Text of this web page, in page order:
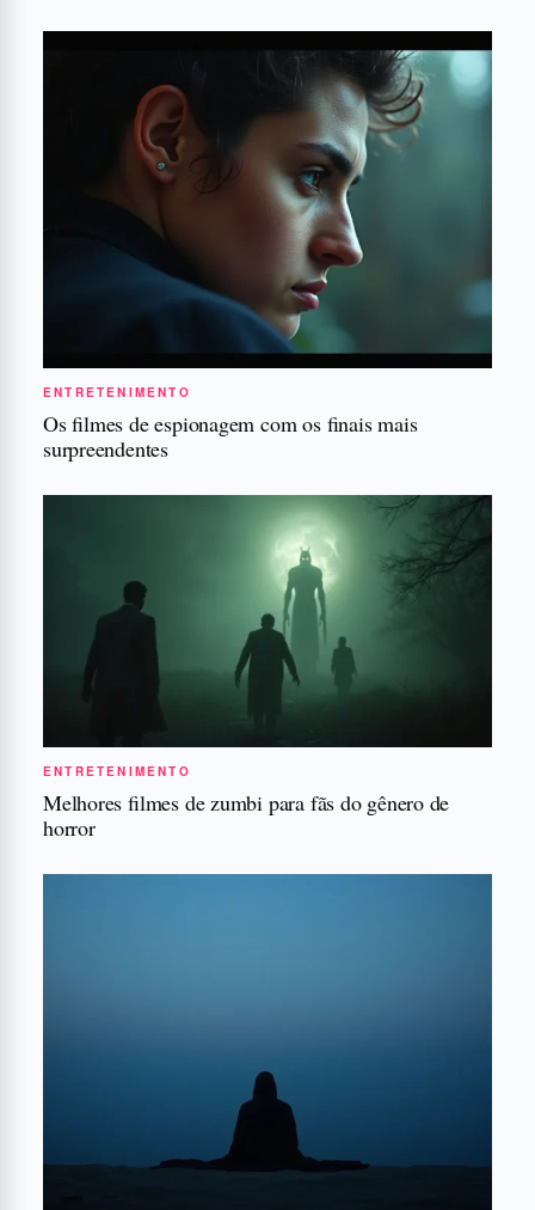
ENTRETENIMENTO
Os filmes de espionagem com os finais mais
surpreendentes
ENTRETENIMENTO
Melhores filmes de zumbi para fãs do gênero de
horror